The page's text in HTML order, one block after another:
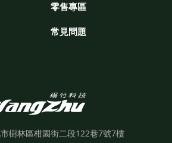
零售專區
常見問題
樹林區柑園街二段122巷7號7樓